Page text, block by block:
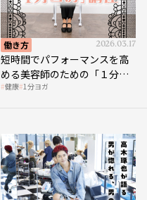
働き方 2026.03.17
短時間でパフォーマンスを高
める美容師のための「１分ヨ
ガ」講座｜実践編
健康 1分ヨガ